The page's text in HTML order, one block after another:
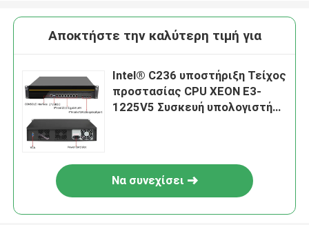
Αποκτήστε την καλύτερη τιμή για
Intel® C236 υποστήριξη Τείχος
προστασίας CPU XEON E3-
1225V5 Συσκευή υπολογιστή
Να συνεχίσει